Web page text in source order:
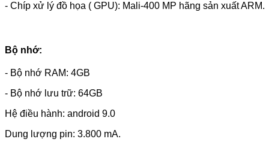
- Chíp xử lý đồ họa ( GPU): Mali-400 MP hãng sản xuất ARM.
Bộ nhớ:
- Bộ nhớ RAM: 4GB
- Bộ nhớ lưu trữ: 64GB
Hệ điều hành: android 9.0
Dung lượng pin: 3.800 mA.